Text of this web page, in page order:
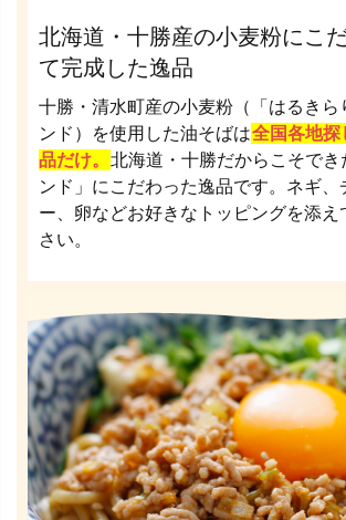
北海道・十勝産の小麦粉にこ
て完成した逸品
十勝・清水町産の小麦粉（「はるきら
ンド）を使用した油そばは全国各地探
品だけ。 北海道・十勝だからこそでき
ンド」にこだわった逸品です。ネギ、
ー、卵などお好きなトッピングを添え
さい。